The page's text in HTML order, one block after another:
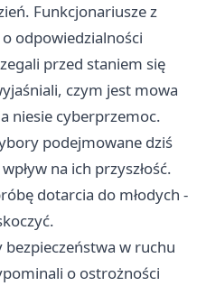
Funkcjonariusze z
odpowiedzialności
przed staniem się
czym jest mowa
niesie cyberprzemoc.
podejmowane dziś
na ich przyszłość.
dotarcia do młodych -
bezpieczeństwa w ruchu
o ostrożności